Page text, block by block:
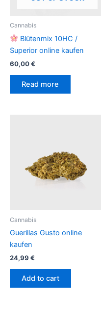
Cannabis
Blütenmix 10HC /
Superior online kaufen
60,00€
Read more
Cannabis
Guerillas Gusto online
kaufen
24,99 €
Add to cart